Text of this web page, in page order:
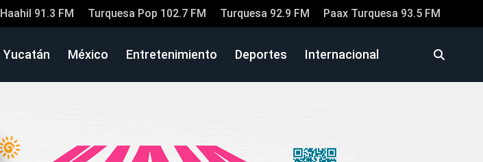
Haahil 91.3 FM Turquesa Pop 102.7 FM Turquesa 92.9 FM Paax Turquesa 93.5 FM
Yucatán México Entretenimiento Deportes Internacional